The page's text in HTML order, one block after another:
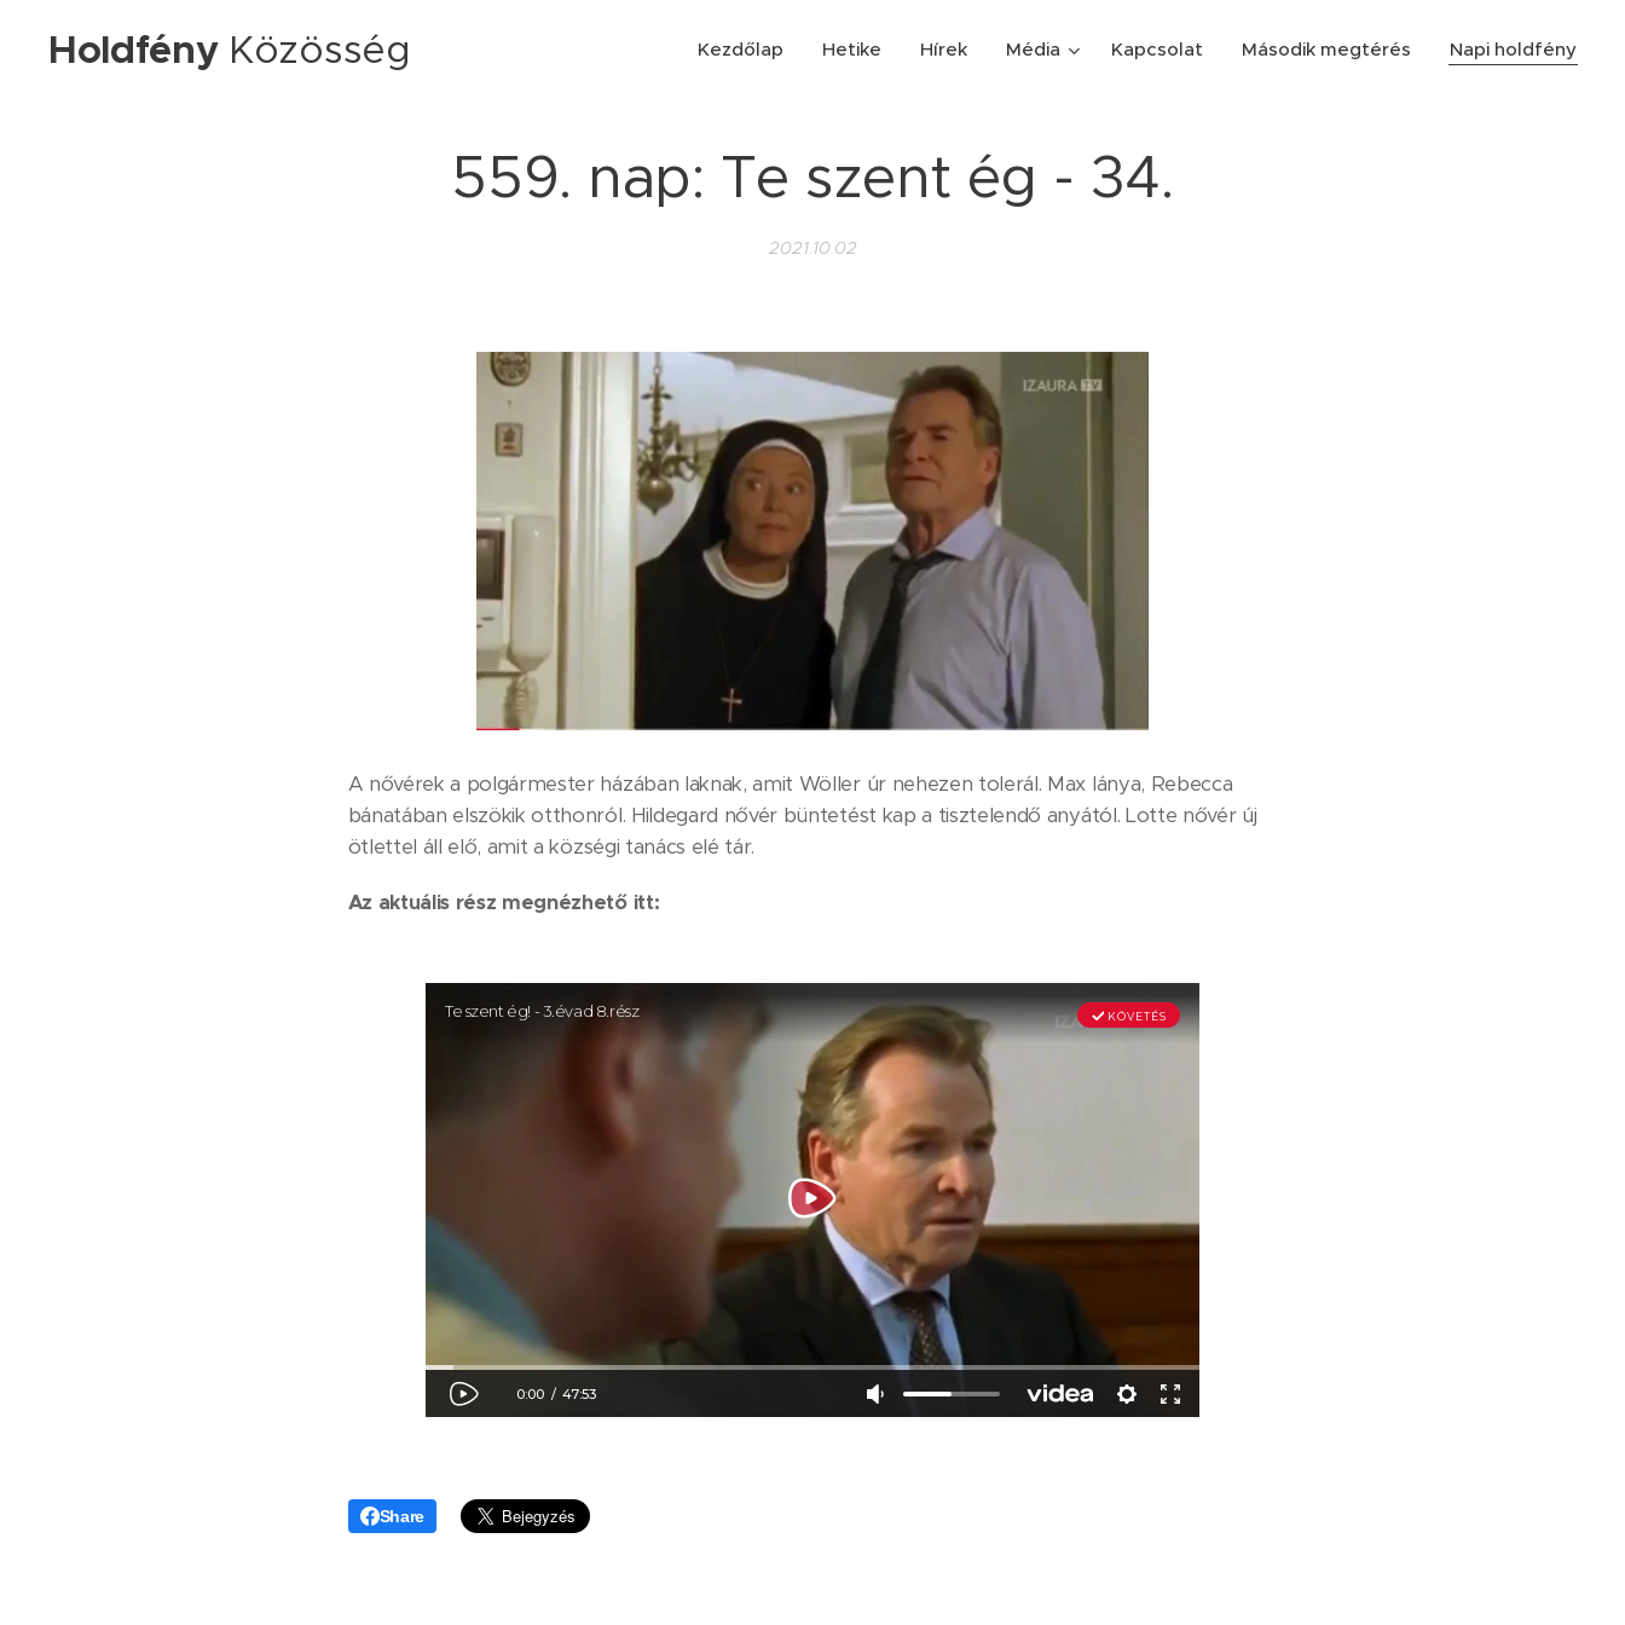
HoldfényKözösség Kezdőlap Hetike Hírek Média Kapcsolat Második megtérés Napi holdfény
559. nap: Te szent ég - 34.
2021.10.02
A nővérek a polgármester házában laknak, amit Wöller úr nehezen tolerál. Max lánya, Rebecca
bánatában elszökik otthonról. Hildegard nővér büntetést kap a tisztelendő anyától. Lotte nővér új
ötlettel áll elő, amit a községi tanács elé tár.
Az aktuális rész megnézhető itt:
Share